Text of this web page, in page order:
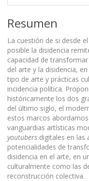
Resumen
La cuestión de si desde
posible la disidencia
capacidad de
del arte y la disidencia,
tipo de arte y prácticas
incidencia política.
históricamente los dos
del último siglo, el
estos marcos
vanguardias artísticas
youtubers digitales en las
potencialidades de
disidencia en el arte, en
culturalmente como las
reconstrucción colectiva.